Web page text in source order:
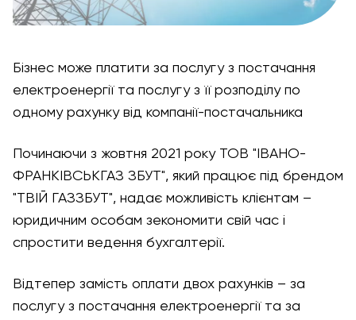
Бізнес може платити за послугу з постачання
електроенергії та послугу з її розподілу по
одному рахунку від компанії-постачальника
Починаючи з жовтня 2021 року ТОВ "ІВАНО-
ФРАНКІВСЬКГАЗ ЗБУТ", який працює під брендом
"ТВІЙ ГАЗЗБУТ", надає можливість клієнтам –
юридичним особам зекономити свій час і
спростити ведення бухгалтерії.
Відтепер замість оплати двох рахунків – за
послугу з постачання електроенергії та за